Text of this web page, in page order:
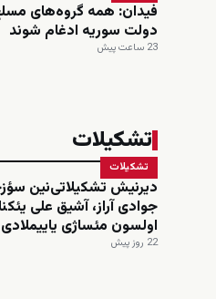
فیدان: همه گروه‌های
دولت سوریه ادغام شوند
23 ساعت پیش
تشکیلات
تشکیلات
دیرنیش تشکیلاتی‌نین
جوادی آراز، آشیق علی
اولسون مئساژی یاییملادی
22 روز پیش